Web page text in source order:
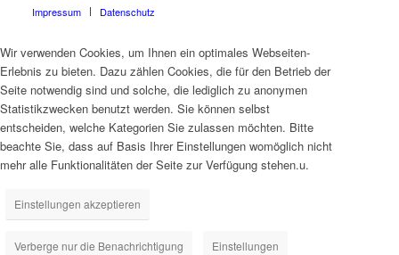
Impressum
Datenschutz
Wir verwenden Cookies, um Ihnen ein optimales Webseiten-
Erlebnis zu bieten. Dazu zählen Cookies, die für den Betrieb der
Seite notwendig sind und solche, die lediglich zu anonymen
Statistikzwecken benutzt werden. Sie können selbst
entscheiden, welche Kategorien Sie zulassen möchten. Bitte
beachte Sie, dass auf Basis Ihrer Einstellungen womöglich nicht
mehr alle Funktionalitäten der Seite zur Verfügung stehen.u.
Einstellungen akzeptieren
Verberge nur die Benachrichtigung Einstellungen